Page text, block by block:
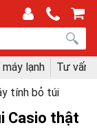
lạnh
Tư vấn
tính bỏ túi
Casio thật